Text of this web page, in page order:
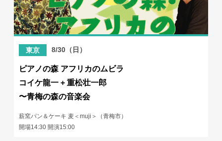
東京 8/30（日）
ピアノの森 アフリカのムビラ
コイケ龍一 + 重松壮一郎
〜青梅の森の音楽会
薪窯パン＆ケーキ 麦＜muji＞（青梅市）
開場14:30 開演15:00